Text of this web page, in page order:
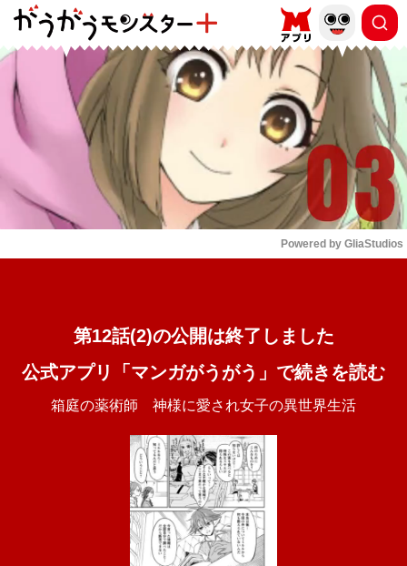
もっと読む
Powered by GliaStudios
第12話(2)の公開は終了しました
公式アプリ「マンガがうがう」で続きを読む
箱庭の薬術師 神様に愛され女子の異世界生活